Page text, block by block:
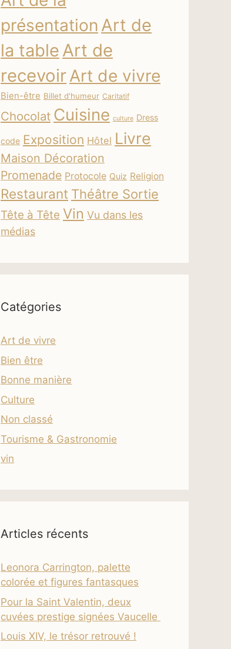
présentation Art de
la table Art de
recevoirArt de vivre
Bien-être Billet d'humeur Caritatif
Chocolat Cuisine culture Dress
code Exposition Hôtel Livre
Maison Décoration
Promenade Protocole Quiz Religion
Restaurant Théâtre Sortie
Tête à Tête Vin Vu dans les
médias
Catégories
Art de vivre
Bien être
Bonne manière
Culture
Non classé
Tourisme & Gastronomie
vin
Articles récents
Leonora Carrington, palette
colorée et figures fantasques
Pour la Saint Valentin, deux
cuvées prestige signées Vaucelle
Louis XIV, le trésor retrouvé !